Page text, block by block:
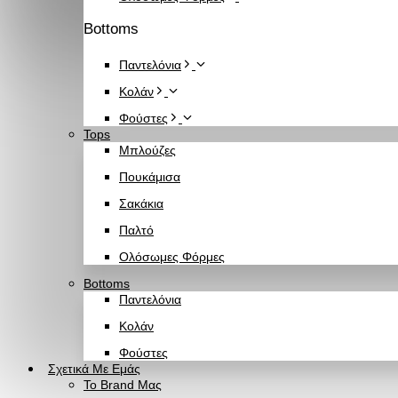
Bottoms
Παντελόνια
Κολάν
Φούστες
Tops
Μπλούζες
Πουκάμισα
Σακάκια
Παλτό
Ολόσωμες Φόρμες
Bottoms
Παντελόνια
Κολάν
Φούστες
Σχετικά Με Εμάς
Το Brand Μας